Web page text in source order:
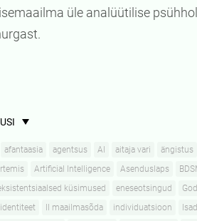
üle analüütilise
afantaasia agentsus AI aitaja vari ängistus
Artificial Intelligence Asenduslaps
küsimused eneseotsingud God
identiteet II maailmasõda individuatsioon